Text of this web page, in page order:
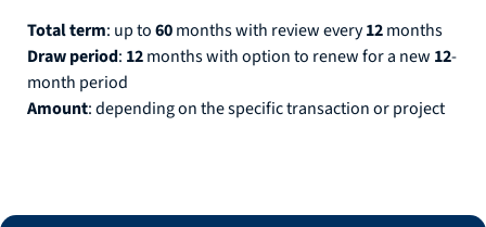
Total term: up to60months with review every12months
Draw period: 12months with option to renew for a new 12-
month period
Amount: depending on the specific transaction or project